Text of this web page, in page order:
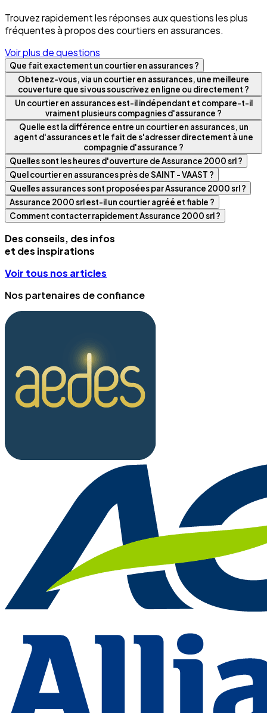
Trouvez rapidement les réponses aux questions les plus
fréquentes à propos des courtiers en assurances.
Voir plus de questions
Que fait exactement un courtier en assurances ?
Obtenez-vous, via un courtier en assurances, une meilleure
couverture que si vous souscrivez en ligne ou directement ?
Un courtier en assurances est-il indépendant et compare-t-il
vraiment plusieurs compagnies d'assurance ?
Quelle est la différence entre un courtier en assurances, un
agent d'assurances et le fait de s'adresser directement à une
compagnie d'assurance ?
Quelles sont les heures d'ouverture de Assurance 2000 srl ?
Quel courtier en assurances près de SAINT - VAAST ?
Quelles assurances sont proposées par Assurance 2000 srl ?
Assurance 2000 srl est-il un courtier agréé et fiable ?
Comment contacter rapidement Assurance 2000 srl ?
Des conseils, des infos
et des inspirations
Voir tous nos articles
Nos partenaires de confiance